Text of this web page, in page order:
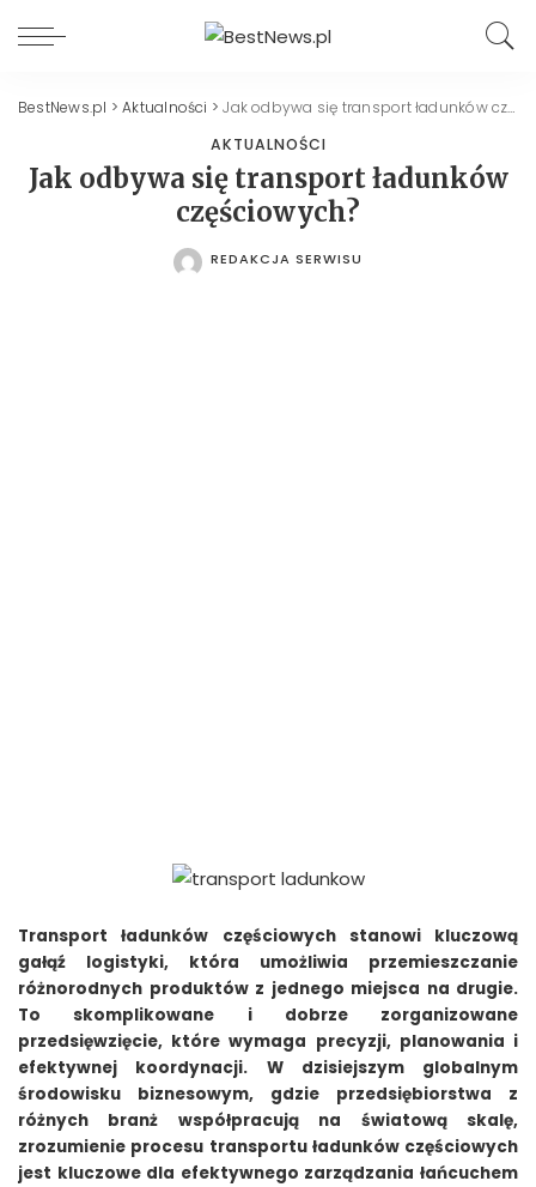
BestNews.pl >Aktualności >Jak odbywa się transport ładunków częściowych?
AKTUALNOŚCI
Jak odbywa się transport ładunków
częściowych?
POSTED
REDAKCJA SERWISU
Transport ładunków częściowych stanowi kluczową
gałąź logistyki, która umożliwia przemieszczanie
różnorodnych produktów z jednego miejsca na drugie.
To skomplikowane i dobrze zorganizowane
przedsięwzięcie, które wymaga precyzji, planowania i
efektywnej koordynacji. W dzisiejszym globalnym
środowisku biznesowym, gdzie przedsiębiorstwa z
różnych branż współpracują na światową skalę,
zrozumienie procesu transportu ładunków częściowych
jest kluczowe dla efektywnego zarządzania łańcuchem